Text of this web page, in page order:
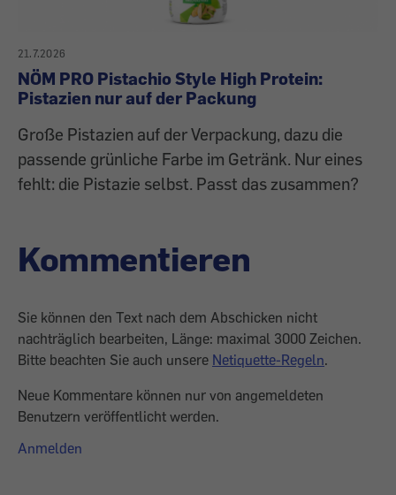
21.7.2026
NÖM PRO Pistachio Style High Protein:
Pistazien nur auf der Packung
Große Pistazien auf der Verpackung, dazu die
passende grünliche Farbe im Getränk. Nur eines
fehlt: die Pistazie selbst. Passt das zusammen?
Kommentieren
Sie können den Text nach dem Abschicken nicht
nachträglich bearbeiten, Länge: maximal 3000 Zeichen.
Bitte beachten Sie auch unsere Netiquette-Regeln.
Neue Kommentare können nur von angemeldeten
Benutzern veröffentlicht werden.
Anmelden